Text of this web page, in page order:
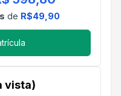
de R$49,90
vista)